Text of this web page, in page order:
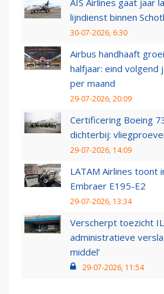
AIS Airlines gaat jaar
lijndienst binnen
30-07-2026, 6:30
Airbus handhaaft
halfjaar: eind volgend
per maand
29-07-2026, 20:09
Certificering Boeing
dichterbij:
29-07-2026, 14:09
LATAM Airlines toont
Embraer E195-E2
29-07-2026, 13:34
Verscherpt toezicht
administratieve
middel’
29-07-2026, 11:54